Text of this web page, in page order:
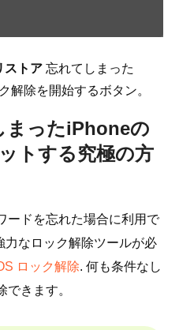
ストア 忘れてしまった
解除を開始するボタン。
まったiPhoneの
トする究極の方
ードを忘れた場合に利用で
力なロック解除ツールが必
ロック解除. 何も条件なし
きます。